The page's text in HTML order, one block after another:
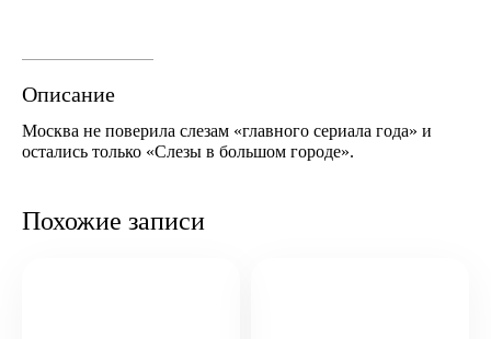
Описание
Москва не поверила слезам «главного сериала года» и
остались только «Слезы в большом городе».
Похожие записи